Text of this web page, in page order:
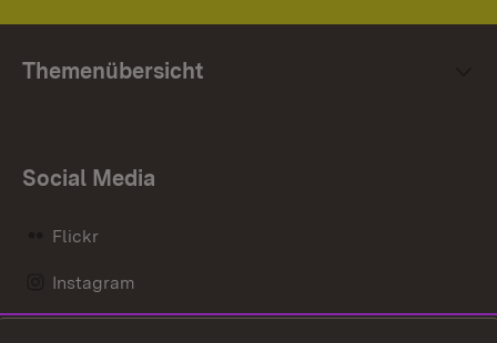
Themenübersicht
Social Media
Flickr
Instagram